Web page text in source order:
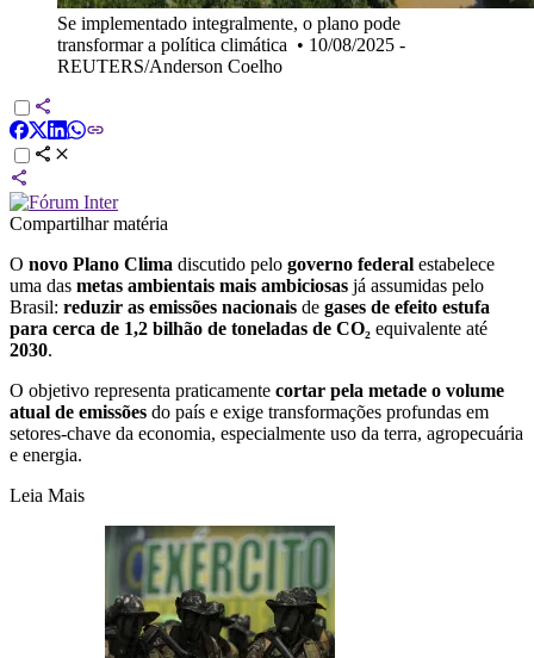
Se implementado integralmente, o plano pode
transformar a política climática • 10/08/2025 -
REUTERS/Anderson Coelho
Compartilhar matéria
O novo Plano Clima discutido pelo governo federal estabelece
uma das metas ambientais mais ambiciosas já assumidas pelo
Brasil: reduzir as emissões nacionais de gases de efeito estufa
para cerca de 1,2 bilhão de toneladas de CO₂ equivalente até
2030.
O objetivo representa praticamente cortar pela metade o volume
atual de emissões do país e exige transformações profundas em
setores-chave da economia, especialmente uso da terra, agropecuária
e energia.
Leia Mais